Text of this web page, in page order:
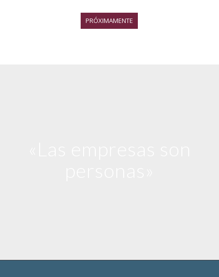
Digitalización de Recursos
Humanos
PRÓXIMAMENTE